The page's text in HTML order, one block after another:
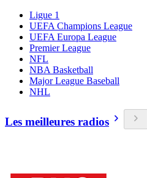
Ligue 1
UEFA Champions League
UEFA Europa League
Premier League
NFL
NBA Basketball
Major League Baseball
NHL
Les meilleures radios